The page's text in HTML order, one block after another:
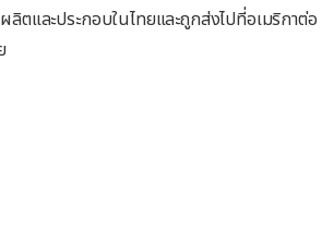
ลิตและประกอบในไทยและถูกส่งไปที่อเมริกาต่อ